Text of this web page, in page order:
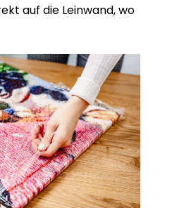
auf die Leinwand, wo